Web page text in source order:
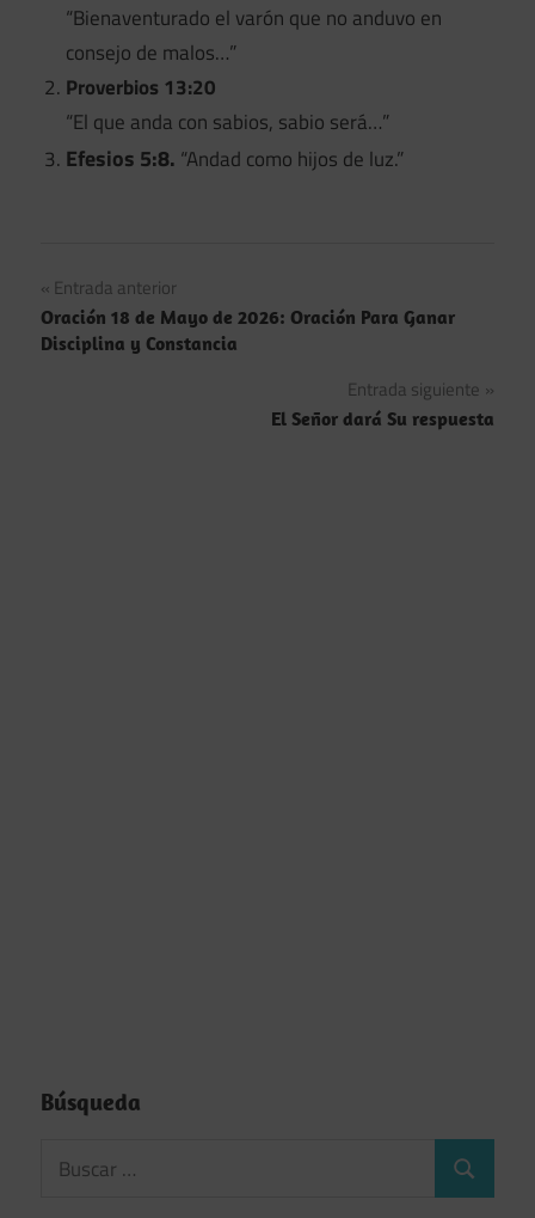
“Bienaventurado el varón que no anduvo en
consejo de malos…”
Proverbios 13:20
“El que anda con sabios, sabio será…”
Efesios 5:8. “Andad como hijos de luz.”
Navegación
de
Entrada anterior
Oración 18 de Mayo de 2026: Oración Para Ganar
Disciplina y Constancia
Entrada siguiente
El Señor dará Su respuesta
Búsqueda